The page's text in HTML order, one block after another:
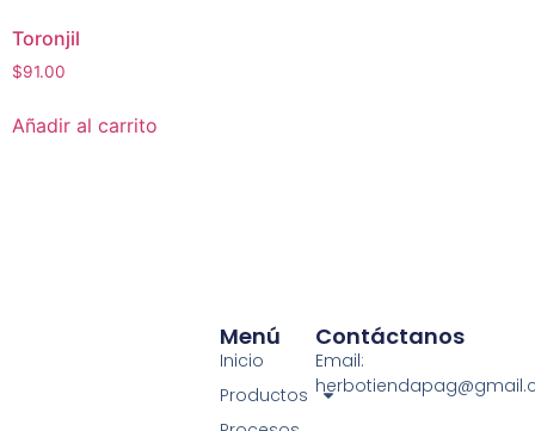
Toronjil
$91.00
Añadir al carrito
Menú
Inicio
Productos
Contáctanos
Email: